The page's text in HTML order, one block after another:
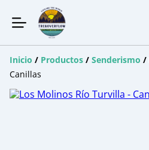
Inicio / Productos / Senderismo /
Canillas